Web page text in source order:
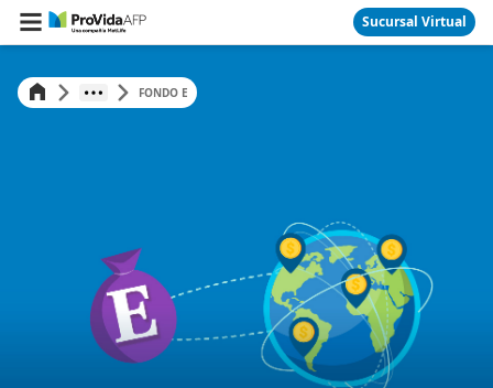
Sucursal Virtual
FONDO E